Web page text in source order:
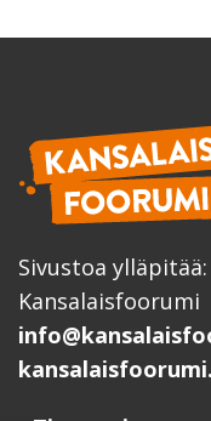
Sivustoa ylläpitää:
Kansalaisfoorumi